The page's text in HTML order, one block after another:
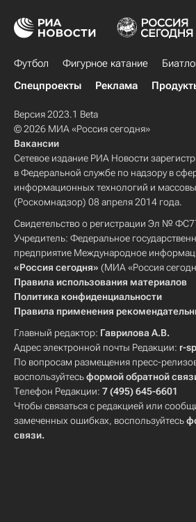
Футбол Фигурное катание
Спецпроекты
Реклама
Версия 2023.1 Beta
© 2026 МИА «Россия сегодня»
Вакансии
Сетевое издание РИА Новости
в Федеральной службе по надзору в
информационных технологий и
(Роскомнадзор) 08 апреля 2014 года.
Свидетельство о регистрации Эл №
Учредитель: Федеральное
предприятие Международное
«Россия сегодня» (МИА «Россия
Правила использования материалов
Политика конфиденциальности
Правила применения
Главный редактор: Гаврилова А.В.
Адрес электронной почты Редакции: r-
По вопросам размещения пресс-
воспользуйтесьформой обратной
Телефон Редакции: 7 (495) 645-6601
Чтобы связаться с редакцией или
замеченных ошибках, воспользуйтесь
связи.